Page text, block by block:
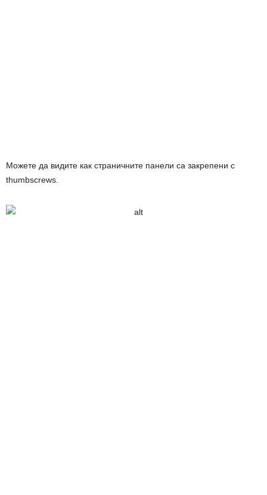
Можете да видите как страничните панели са закрепени с
thumbscrews.